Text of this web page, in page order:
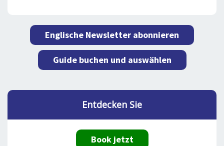
Englische Newsletter abonnieren
Guide buchen und auswählen
Entdecken Sie
Book jetzt